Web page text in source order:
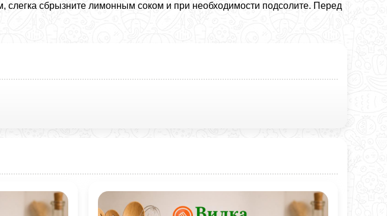
слегка сбрызните лимонным соком и при необходимости подсолите. Перед